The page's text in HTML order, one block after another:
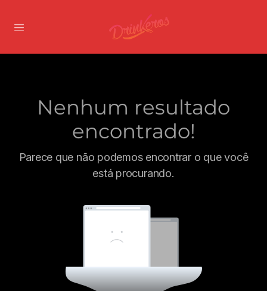
Nenhum resultado
encontrado!
Parece que não podemos encontrar o que você
está procurando.